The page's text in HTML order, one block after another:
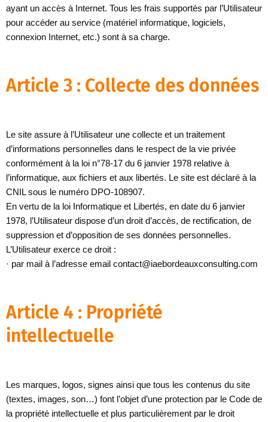
ayant un accès à Internet. Tous les frais supportés par l’Utilisateur
pour accéder au service (matériel informatique, logiciels,
connexion Internet, etc.) sont à sa charge.
Article 3 : Collecte des données
Le site assure à l’Utilisateur une collecte et un traitement
d’informations personnelles dans le respect de la vie privée
conformément à la loi n°78-17 du 6 janvier 1978 relative à
l’informatique, aux fichiers et aux libertés. Le site est déclaré à la
CNIL sous le numéro DPO-108907.
En vertu de la loi Informatique et Libertés, en date du 6 janvier
1978, l’Utilisateur dispose d’un droit d’accès, de rectification, de
suppression et d’opposition de ses données personnelles.
L’Utilisateur exerce ce droit :
· par mail à l’adresse email contact@iaebordeauxconsulting.com
Article 4 : Propriété
intellectuelle
Les marques, logos, signes ainsi que tous les contenus du site
(textes, images, son…) font l’objet d’une protection par le Code de
la propriété intellectuelle et plus particulièrement par le droit